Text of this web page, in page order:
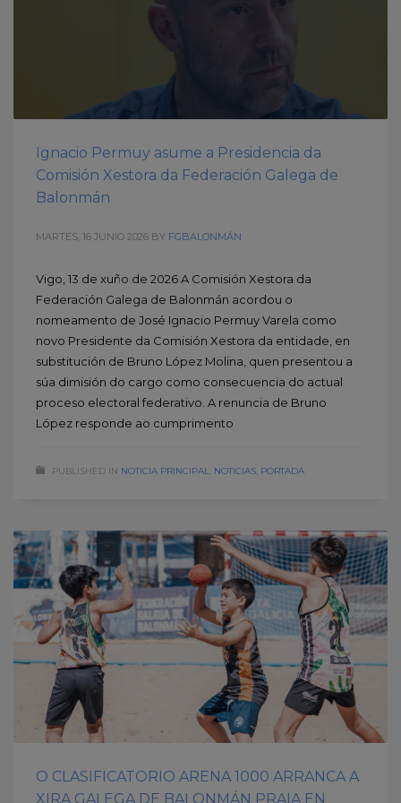
Ignacio Permuy asume a Presidencia da
Comisión Xestora da Federación Galega de
Balonmán
MARTES, 16 JUNIO 2026 BY FGBALONMÁN
Vigo, 13 de xuño de 2026 A Comisión Xestora da
Federación Galega de Balonmán acordou o
nomeamento de José Ignacio Permuy Varela como
novo Presidente da Comisión Xestora da entidade, en
substitución de Bruno López Molina, quen presentou a
súa dimisión do cargo como consecuencia do actual
proceso electoral federativo. A renuncia de Bruno
López responde ao cumprimento
PUBLISHED IN NOTICIA PRINCIPAL NOTICIAS PORTADA
O CLASIFICATORIO ARENA 1000 ARRANCA A
XIRA GALEGA DE BALONMÁN PRAIA EN